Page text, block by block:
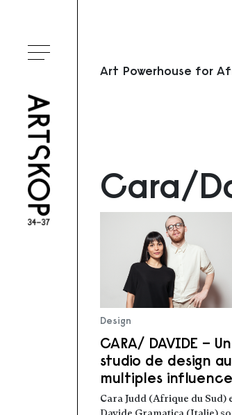
Ouvrir le menu
Art Powerhouse for
Cara/
Design
CARA/ DAVIDE – Un
studio de design
multiples
Cara Judd (Afrique du Sud)